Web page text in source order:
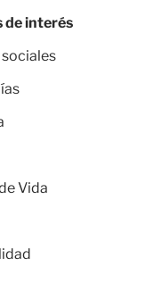
de interés
sociales
Vida